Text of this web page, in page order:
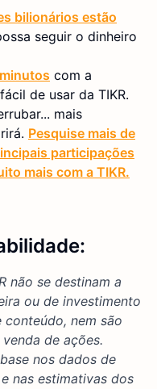
bilionários estão
seguir o dinheiro
com a
de usar da TIKR.
mais
Pesquise mais de
participações
mais com a TIKR.
não se destinam a
ou de investimento
conteúdo, nem são
de ações.
nos dados de
nas estimativas dos